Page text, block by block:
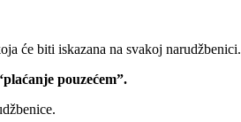
će biti iskazana na svakoj narudžbenici.
pouzećem”.